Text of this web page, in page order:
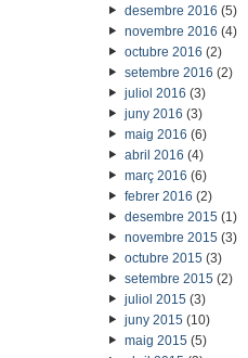
desembre 2016 (5)
novembre 2016 (4)
octubre 2016 (2)
setembre 2016 (2)
juliol 2016 (3)
juny 2016 (3)
maig 2016 (6)
abril 2016 (4)
març 2016 (6)
febrer 2016 (2)
desembre 2015(1)
novembre 2015(3)
octubre 2015(3)
setembre 2015(2)
juliol 2015(3)
juny 2015(10)
maig 2015(5)